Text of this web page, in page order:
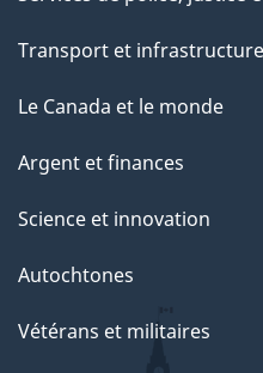
Transport et infrastructure
Le Canada et le monde
Argent et finances
Science et innovation
Autochtones
Vétérans et militaires